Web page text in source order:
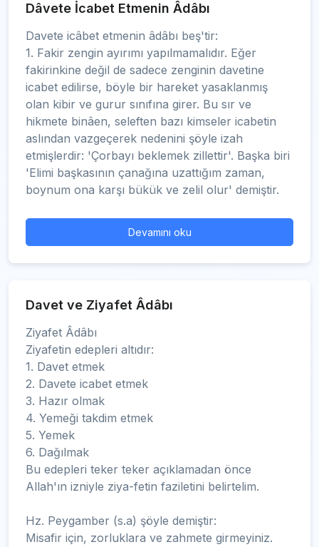
Dâvete İcabet Etmenin Âdâbı
Davete icâbet etmenin âdâbı beş'tir:
1. Fakir zengin ayırımı yapılmamalıdır. Eğer
fakirinkine değil de sadece zenginin davetine
icabet edilirse, böyle bir hareket yasaklanmış
olan kibir ve gurur sınıfına girer. Bu sır ve
hikmete binâen, seleften bazı kimseler icabetin
aslından vazgeçerek nedenini şöyle izah
etmişlerdir: 'Çorbayı beklemek zillettir'. Başka biri
'Elimi başkasının çanağına uzattığım zaman,
boynum ona karşı bükük ve zelil olur' demiştir.
Devamını oku
Davet ve Ziyafet Âdâbı
Ziyafet Âdâbı
Ziyafetin edepleri altıdır:
1. Davet etmek
2. Davete icabet etmek
3. Hazır olmak
4. Yemeği takdim etmek
5. Yemek
6. Dağılmak
Bu edepleri teker teker açıklamadan önce
Allah'ın izniyle ziya-fetin faziletini belirtelim.
Hz. Peygamber (s.a) şöyle demiştir:
Misafir için, zorluklara ve zahmete girmeyiniz.